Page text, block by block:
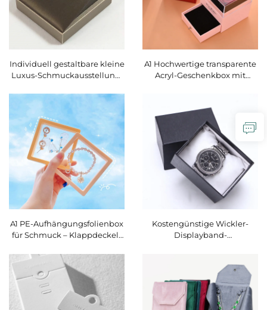
Individuell gestaltbare kleine
Luxus-Schmuckausstellung:
Halsketten sowie Ohrring-
Studs, Präsentations-Displays
und -Tabletts, Sets für
Wandhalterungen
A1 Hochwertige transparente
Acryl-Geschenkbox mit
Geschenkbox mit ewiger
Blume für Halskette, Ring
und Freundin
A1 PE-Aufhängungsfolienbox
für Schmuck – Klappdeckel-
ungeschliffene Steine –
Schmuckverpackung und
Diamant-Display
Kostengünstige Wickler-
Displayband-